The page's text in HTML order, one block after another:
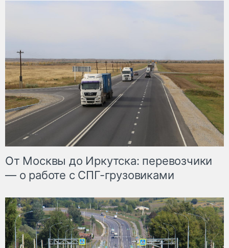
От Москвы до Иркутска: перевозчики
— о работе с СПГ-грузовиками